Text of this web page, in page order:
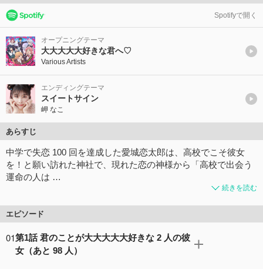
Spotifyで開く
オープニングテーマ
大大大大大好きな君へ♡
Various Artists
エンディングテーマ
スイートサイン
岬 なこ
あらすじ
中学で失恋 100 回を達成した愛城恋太郎は、高校でこそ彼女
を！と願い訪れた神社で、現れた恋の神様から「高校で出会う
運命の人は …
続きを読む
エピソード
01第1話 君のことが大大大大大好きな 2 人の彼
女（あと 98 人）